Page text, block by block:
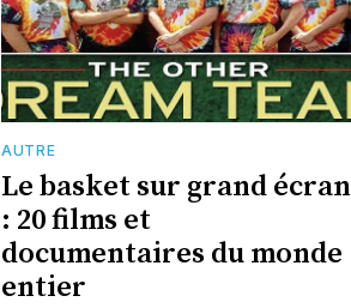
AUTRE
Le basket sur grand écran
: 20 films et
documentaires du monde
entier